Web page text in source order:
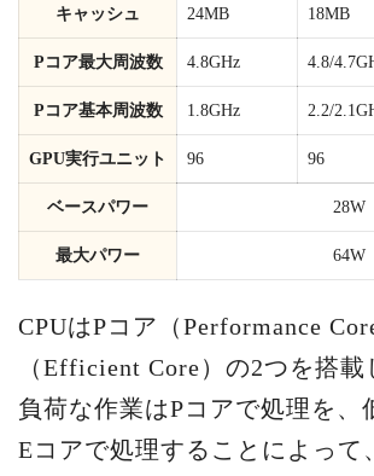
キャッシュ 24MB 18MB
Pコア最大周波数 4.8GHz 4.8/
Pコア基本周波数 1.8GHz 2.2/
GPU実行ユニット 96 96
ベースパワー 28W
最大パワー 64W
CPUはPコア（Performance
（Efficient Core）の2つを搭
負荷な作業はPコアで処理を、
Eコアで処理することによって